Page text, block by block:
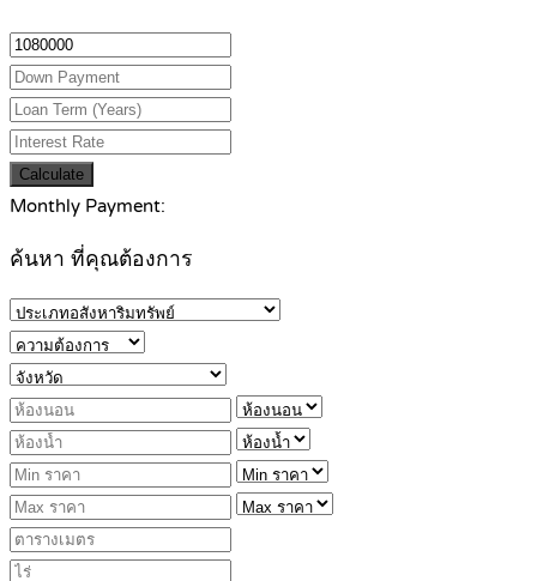
Calculate
Monthly Payment:
ค้นหา ที่คุณต้องการ